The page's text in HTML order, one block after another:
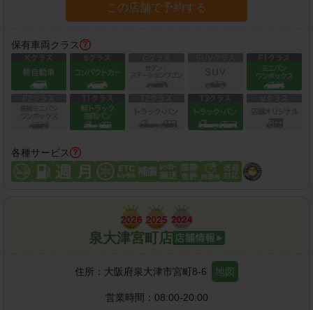
この店舗で予約する
保有車両クラス
各種サービス
泉大津宮町店
住所： 大阪府泉大津市宮町8-6 地図
営業時間： 08:00-20:00